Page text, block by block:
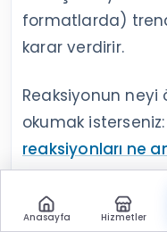
formatlarda)
karar verdirir.
Reaksiyonun
okumak isterseniz:
reaksiyonları ne
devamdır.
Anasayfa Hizmetler